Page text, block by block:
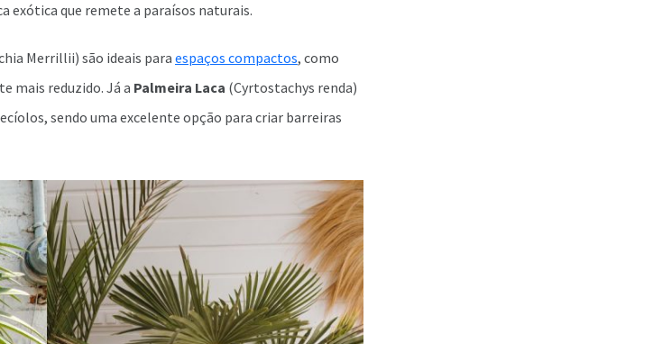
que remete a paraísos naturais.
Merrillii) são ideais para espaços compactos, como
mais reduzido. Já a Palmeira Laca (Cyrtostachys renda)
sendo uma excelente opção para criar barreiras